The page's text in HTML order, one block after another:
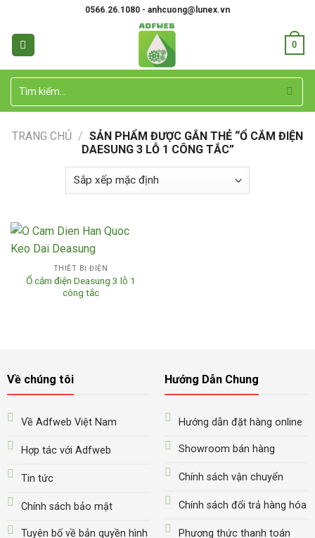
content
0566.26.1080 - anhcuong@lunex.vn
0
Tìm
TRANG CHỦ / SẢN PHẨM ĐƯỢC GẮN THẺ “Ổ CẮM ĐIỆN
DAESUNG 3 LỖ 1 CÔNG TẮC”
THIẾT BỊ ĐIỆN
Ổ cắm điện Deasung 3 lỗ 1
công tắc
Về chúng tôi
Về Adfweb Việt Nam
Hợp tác với Adfweb
Tin tức
Chính sách bảo mật
Tuyên bố về bản quyền hình
Hướng Dẫn Chung
Hướng dẫn đặt hàng online
Showroom bán hàng
Chính sách vận chuyển
Chính sách đổi trả hàng hóa
Phương thức thanh toán